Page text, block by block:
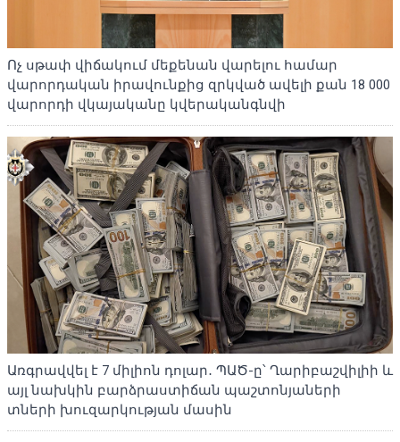
Ոչ սթափ վիճակում մեքենան վարելու համար
վարորդական իրավունքից զրկված ավելի քան 18 000
վարորդի վկայականը կվերականգնվի
Առգրավվել է 7 միլիոն դոլար․ ՊԱԾ-ը՝ Ղարիբաշվիլիի և
այլ նախկին բարձրաստիճան պաշտոնյաների
տների խուզարկության մասին